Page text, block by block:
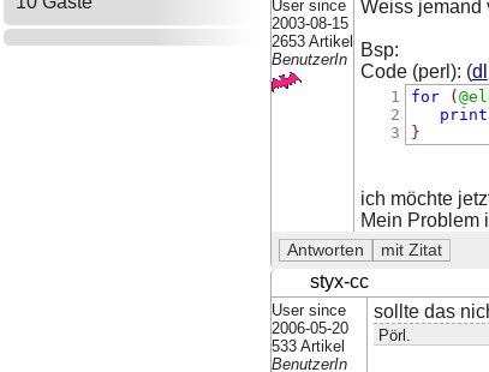
User since
2003-08-15
2653 Artikel
BenutzerIn
Weiss jemand
Bsp:
Code (perl): (dl
1
2
3
for (
print
}
ich möchte
Mein Problem
styx-cc
User since
2006-05-20
533 Artikel
BenutzerIn
sollte das
Pörl.